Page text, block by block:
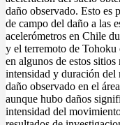
daño observado. Esto es
de campo del daño a las
acelerómetros en Chile
y el terremoto de Tohoku
en algunos de estos
intensidad y duración
daño observado en el
aunque hubo daños
intensidad del